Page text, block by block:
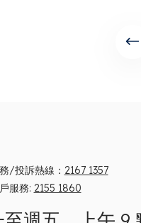
/投訴熱線： 2167 1357
服務: 2155 1860